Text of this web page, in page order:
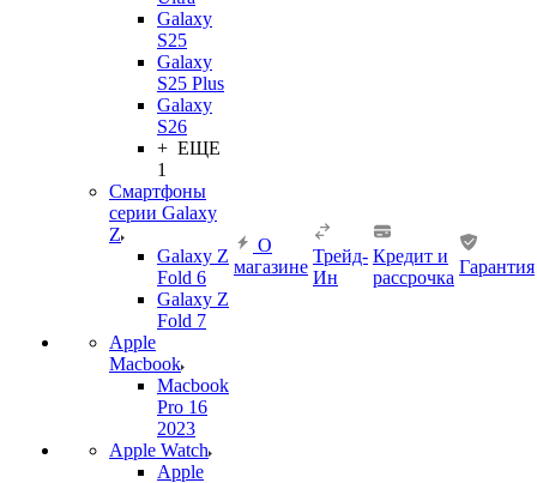
Galaxy
S25
Galaxy
S25 Plus
Galaxy
S26
+ ЕЩЕ
1
Смартфоны
серии Galaxy
Z
Galaxy Z
Fold 6
Galaxy Z
Fold 7
Apple
Macbook
Macbook
Pro 16
2023
Apple Watch
Apple
О
магазине
Трейд-
Ин
Кредит и
рассрочка
Гарантия